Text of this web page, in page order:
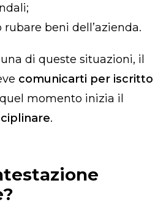
rubare beni dell’azienda.
di queste situazioni, il
comunicarti per iscritto
momento inizia il
.